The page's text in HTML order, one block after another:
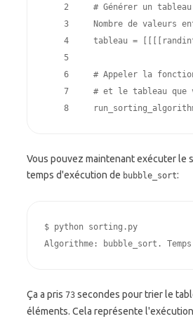
    2
# Générer un tableau
    3
Nombre de valeurs
    4
tableau =
    5
    6
# Appeler la
    7
# et le tableau que
    8
Vous pouvez maintenant exécuter le
temps d'exécution de bubble_sort:
$
Algorithme: bubble_sort. Temps
Ça a pris 73 secondes pour trier le
éléments. Cela représente